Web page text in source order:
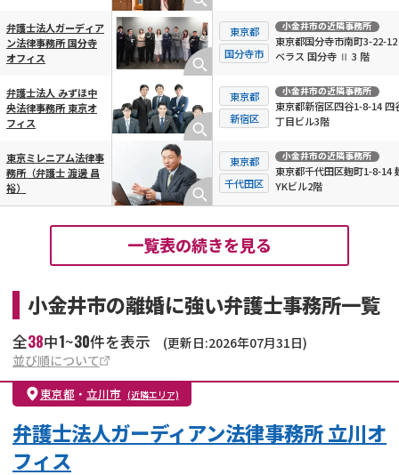
弁護士法人ガーディア
ン法律事務所 国分寺
オフィス
東京都
国分寺市
小金井市の近隣事務所
東京都国分寺市南町3-22-
ベラス 国分寺 Ⅱ 3 階
弁護士法人 みずほ中
央法律事務所 東京オ
フィス
東京都
新宿区
小金井市の近隣事務所
東京都新宿区四谷1-8-14 四
丁目ビル3階
東京ミレニアム法律事
務所（弁護士 渡邊 昌
裕）
東京都
千代田区
小金井市の近隣事務所
東京都千代田区麹町1-8-14
YKビル2階
一覧表の続きを見る
小金井市の離婚に強い弁護士事務所一覧
全38中1~30件を表示
(更新日:2026年07月31日)
並び順について
東京都 ・ 立川市 (近隣エリア)
弁護士法人ガーディアン法律事務所 立川オ
フィス